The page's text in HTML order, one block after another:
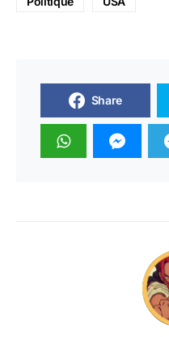
Share